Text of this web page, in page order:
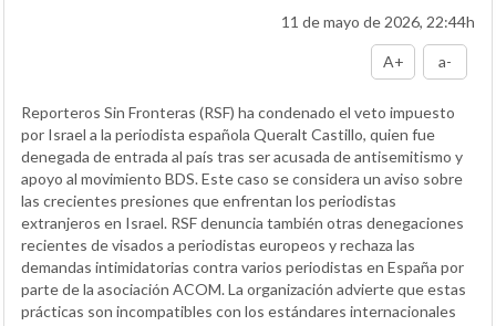
11 de mayo de 2026, 22:44h
A+ a-
Reporteros Sin Fronteras (RSF) ha condenado el veto impuesto
por Israel a la periodista española Queralt Castillo, quien fue
denegada de entrada al país tras ser acusada de antisemitismo y
apoyo al movimiento BDS. Este caso se considera un aviso sobre
las crecientes presiones que enfrentan los periodistas
extranjeros en Israel. RSF denuncia también otras denegaciones
recientes de visados a periodistas europeos y rechaza las
demandas intimidatorias contra varios periodistas en España por
parte de la asociación ACOM. La organización advierte que estas
prácticas son incompatibles con los estándares internacionales